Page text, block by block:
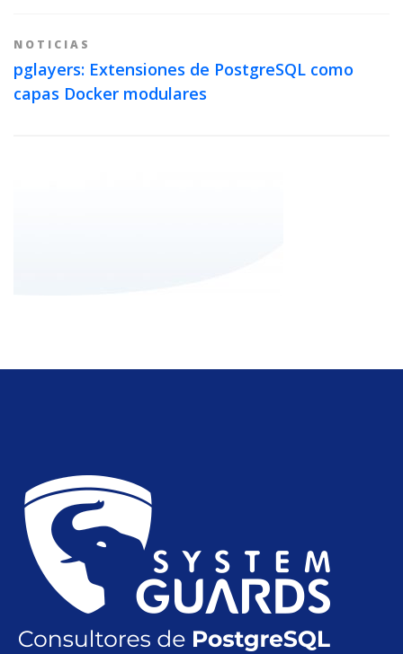
NOTICIAS
pglayers: Extensiones de PostgreSQL como
capas Docker modulares